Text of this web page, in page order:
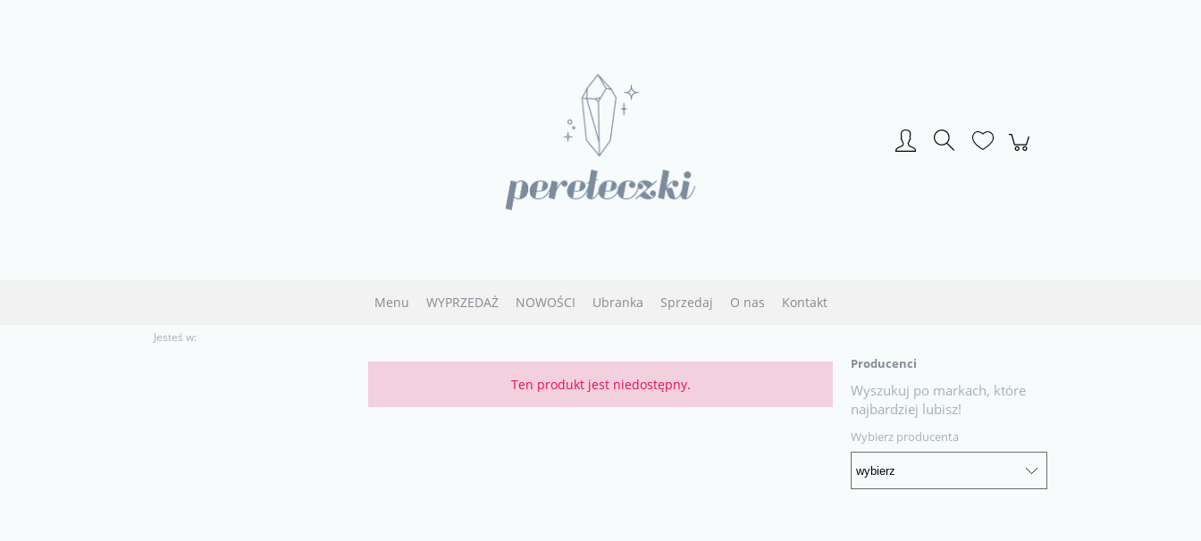
Menu WYPRZEDAŻ NOWOŚCI Ubranka Sprzedaj O nas Kontakt
Jesteś w:
Ten produkt jest niedostępny.
Producenci
Wyszukuj po markach, które
najbardziej lubisz!
Wybierz producenta